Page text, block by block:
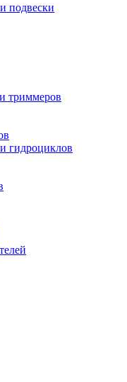
подвески
триммеров
гидроциклов